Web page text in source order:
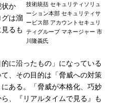
技術統括 セキュリティソリュ
ーション本部 セキュリティサ
ービス部 アカウントセキュリ
ティグループ マネージャー 市
川隆義氏
状か
グは溜
るも
に沿ったもの」になっている
、その目的は「脅威への対策
ある。「脅威が本格化、巧妙
、『リアルタイムで見る』も